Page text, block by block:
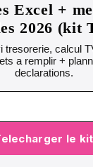
Excel +
2026 (kit
tresorerie, calcul
a remplir +
declarations.
le kit